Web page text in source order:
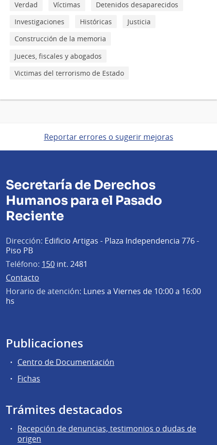
Verdad Víctimas
Detenidos desaparecidos
Investigaciones
Históricas
Justicia
Construcción de la memoria
Jueces, fiscales y abogados
Victimas del terrorismo de Estado
Reportar errores o sugerir mejoras
Secretaría de Derechos
Humanos para el Pasado
Reciente
Dirección: Edificio Artigas - Plaza Independencia 776 -
Piso PB
Teléfono: 150 int. 2481
Contacto
Horario de atención: Lunes a Viernes de 10:00 a 16:00
hs
Publicaciones
Centro de Documentación
Fichas
Trámites destacados
Recepción de denuncias, testimonios o dudas de
origen